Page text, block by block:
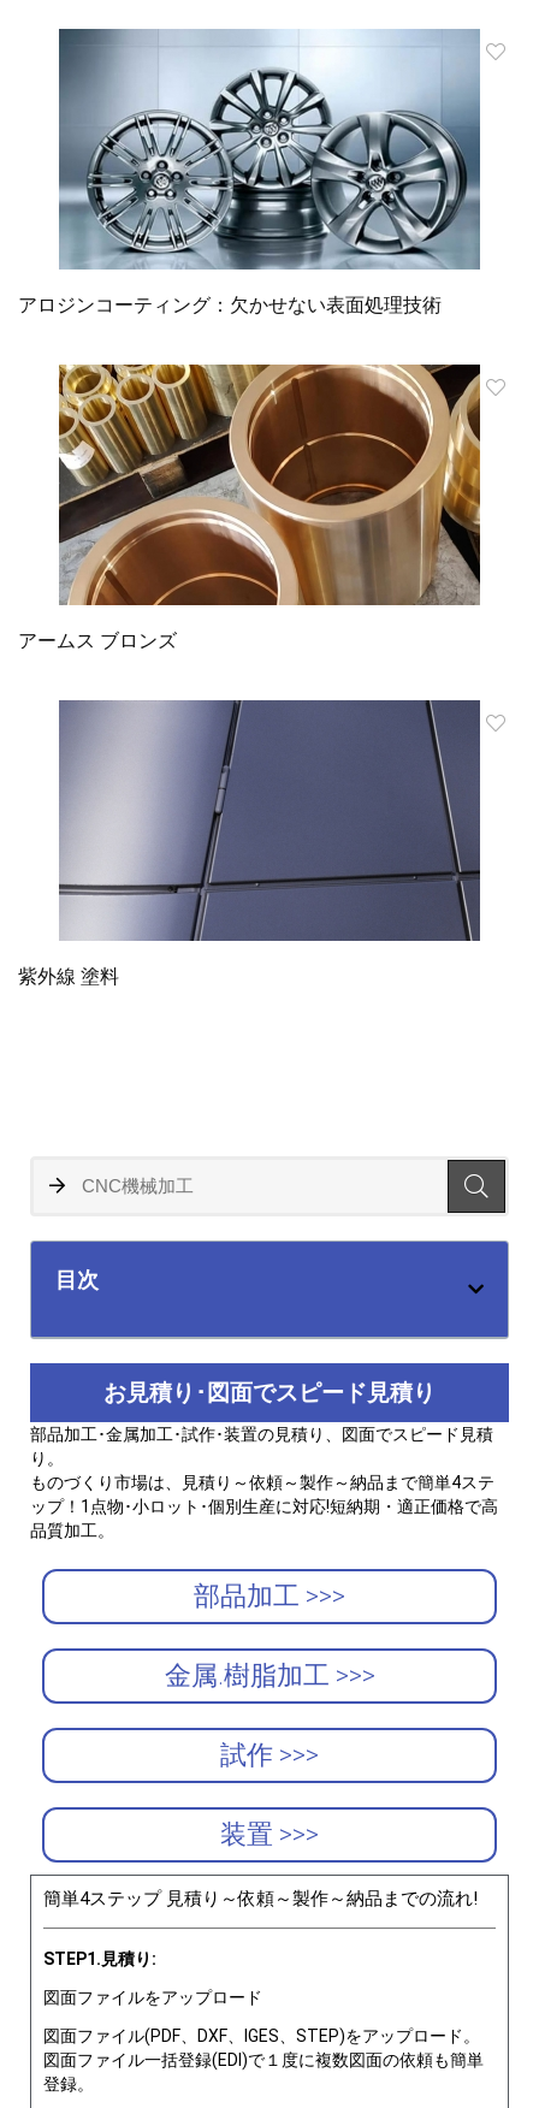
アロジンコーティング：欠かせない表面処理技術
アームス ブロンズ
紫外線 塗料
目次
お見積り･図面でスピード見積り
部品加工･金属加工･試作･装置の見積り、図面でスピード見積
り。
ものづくり市場は、見積り～依頼～製作～納品まで簡単4ステ
ップ！1点物･小ロット･個別生産に対応!短納期・適正価格で高
品質加工。
部品加工 >>>
金属.樹脂加工 >>>
試作 >>>
装置 >>>
簡単4ステップ 見積り～依頼～製作～納品までの流れ!
STEP1.見積り:
図面ファイルをアップロード
図面ファイル(PDF、DXF、IGES、STEP)をアップロード。
図面ファイル一括登録(EDI)で１度に複数図面の依頼も簡単
登録。